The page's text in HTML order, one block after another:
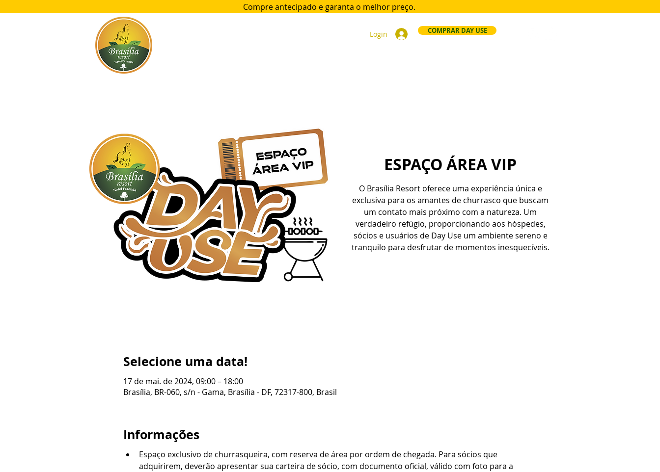
Compre antecipado e garanta o melhor preço.
Login COMPRAR DAY USE
ESPAÇO ÁREA VIP
O Brasília Resort oferece uma experiência única e
exclusiva para os amantes de churrasco que buscam
um contato mais próximo com a natureza. Um
verdadeiro refúgio, proporcionando aos hóspedes,
sócios e usuários de Day Use um ambiente sereno e
tranquilo para desfrutar de momentos inesquecíveis.
Selecione uma data!
17 de mai. de 2024, 09:00 – 18:00
Brasília, BR-060, s/n - Gama, Brasília - DF, 72317-800, Brasil
Informações
Espaço exclusivo de churrasqueira, com reserva de área por ordem de chegada. Para sócios que
adquirirem, deverão apresentar sua carteira de sócio, com documento oficial, válido com foto para a